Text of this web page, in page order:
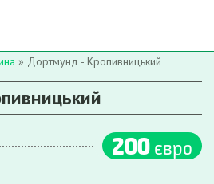
» Дортмунд - Кропивницький
200 євро